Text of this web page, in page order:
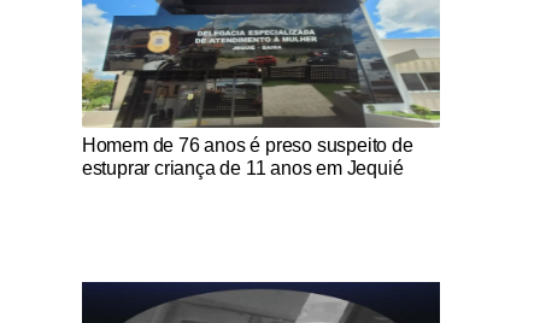
Notícias Católicas
Homem de 76 anos é preso suspeito de
estuprar criança de 11 anos em Jequié